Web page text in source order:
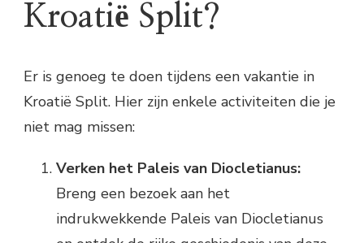
Kroatië Split?
Er is genoeg te doen tijdens een vakantie in
Kroatië Split. Hier zijn enkele activiteiten die je
niet mag missen:
Verken het Paleis van Diocletianus:
Breng een bezoek aan het
indrukwekkende Paleis van Diocletianus